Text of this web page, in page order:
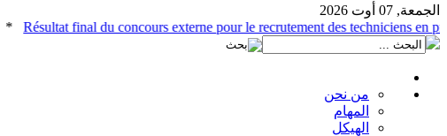
الجمعة, 07 أوت 2026
Résultat final du concours externe pour le recrutement des techniciens en
من نحن
المهام
الهيكل